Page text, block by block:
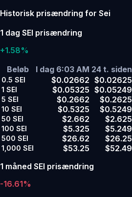
Historisk prisændring for Sei
1 dag SEI prisændring
+1.58%
Beløb
I dag 6:03 AM 24 t. siden
0.5 SEI $0.02662 $0.02625
1 SEI $0.05325 $0.05249
5 SEI $0.2662 $0.2625
10 SEI $0.5325 $0.5249
50 SEI $2.662 $2.625
100 SEI $5.325 $5.249
500 SEI $26.62 $26.25
1,000 SEI $53.25
$52.49
1 måned SEI prisændring
-16.61%